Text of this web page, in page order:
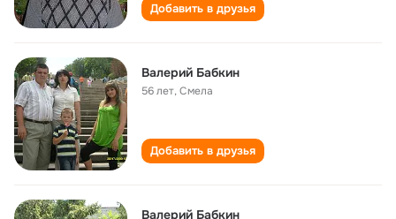
Добавить в друзья
Валерий Бабкин
56 лет,Смела
Добавить в друзья
Валерий Бабкин